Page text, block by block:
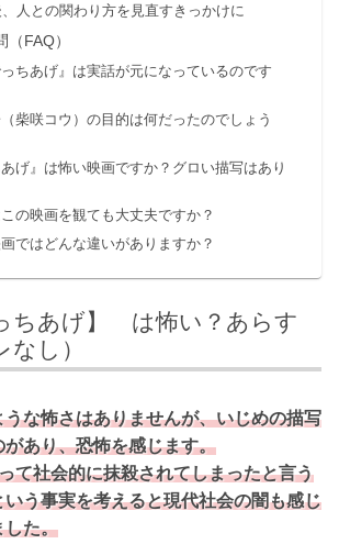
人との関わり方を見直すきっかけに
FAQ）
ちあげ』は実話が元になっているのです
柴咲コウ）の目的は何だったのでしょう
げ』は怖い映画ですか？グロい描写はあり
の映画を観ても大丈夫ですか？
ではどんな違いがありますか？
ちあげ】 は怖い？あらす
なし）
な怖さはありませんが、いじめの描写
あり、恐怖を感じます。
て社会的に抹殺されてしまったと言う
う事実を考えると現代社会の闇も感じ
した。